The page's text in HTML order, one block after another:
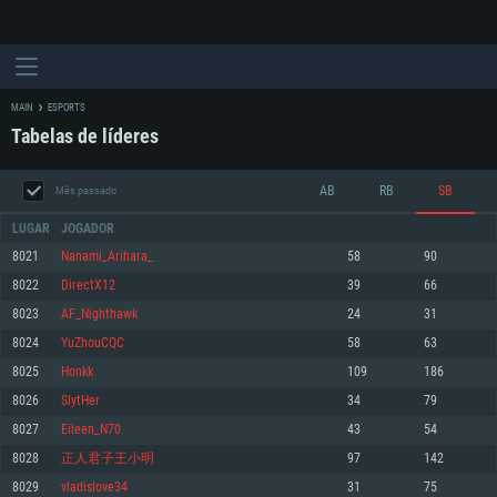
REQUERIMENTOS DE SISTEMA
Mínimo
Sistema Operativo: Windows 10 (64 bit)
Processador: Dual-Core 2.2 GHz
Mínimo
Sistema Operativo: Mac OS Big Sur 11.0 ou versão mais recente
Processador: Core i5 2.2GHz mínimo (Intel Xeon não suportado)
Mínimo
Sistema Operativo: Distribuições mais modernas do Linux de 64bit
Processador: Dual-Core 2.4 GHz
MAIN ESPORTS
Tabelas de líderes
Mês passado AB RB SB
LUGAR JOGADOR
8021 Nanami_Arihara_ 58 90
8022 DirectX12 39 66
8023 AF_Nighthawk 24 31
8024 YuZhouCQC 58 63
8025 Honkk 109 186
8026 SlytHer 34 79
8027 Eileen_N70 43 54
8028 正人君子王小明 97 142
8029 vladislove34 31 75